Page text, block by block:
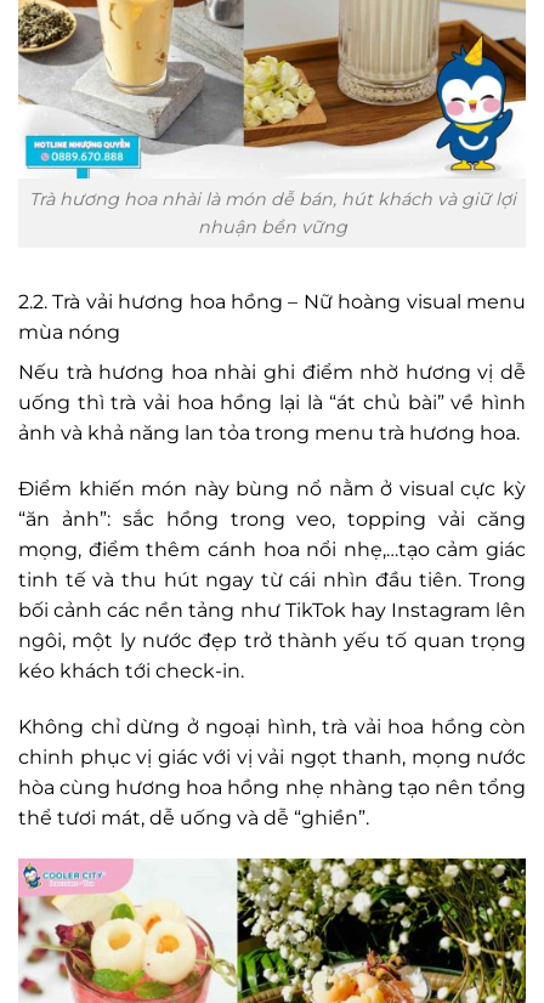
Trà hương hoa nhài là món dễ bán, hút khách và giữ lợi
nhuận bền vững
2.2. Trà vải hương hoa hồng – Nữ hoàng visual menu
mùa nóng
Nếu trà hương hoa nhài ghi điểm nhờ hương vị dễ
uống thì trà vải hoa hồng lại là “át chủ bài” về hình
ảnh và khả năng lan tỏa trong menu trà hương hoa.
Điểm khiến món này bùng nổ nằm ở visual cực kỳ
“ăn ảnh”: sắc hồng trong veo, topping vải căng
mọng, điểm thêm cánh hoa nổi nhẹ,…tạo cảm giác
tinh tế và thu hút ngay từ cái nhìn đầu tiên. Trong
bối cảnh các nền tảng như TikTok hay Instagram lên
ngôi, một ly nước đẹp trở thành yếu tố quan trọng
kéo khách tới check-in.
Không chỉ dừng ở ngoại hình, trà vải hoa hồng còn
chinh phục vị giác với vị vải ngọt thanh, mọng nước
hòa cùng hương hoa hồng nhẹ nhàng tạo nên tổng
thể tươi mát, dễ uống và dễ “ghiền”.